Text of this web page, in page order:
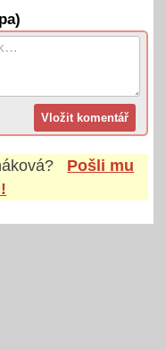
?
Pošli mu